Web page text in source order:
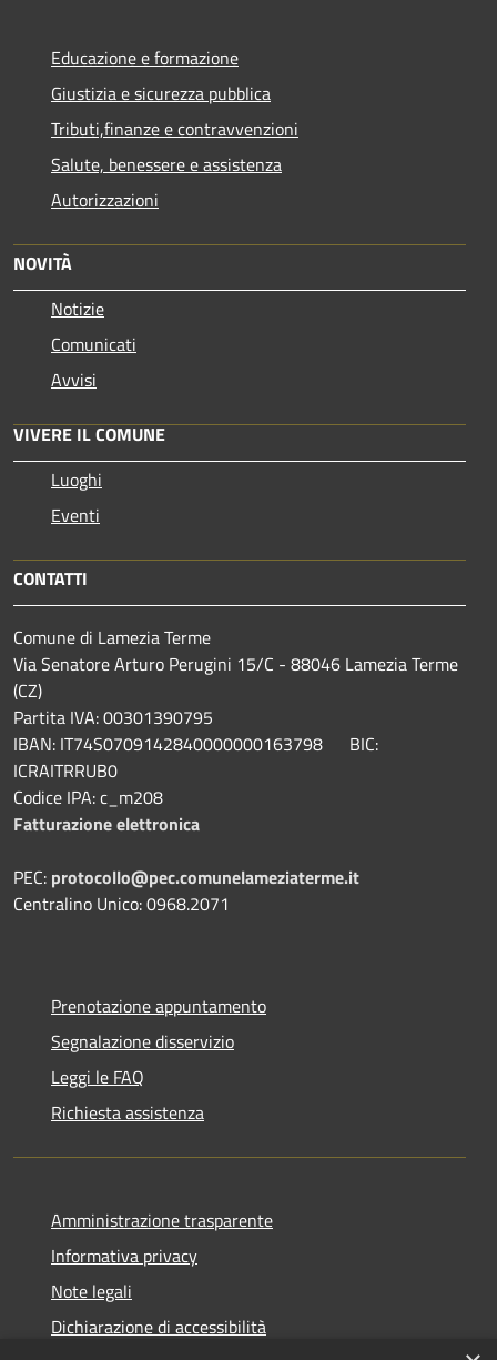
Educazione e formazione
Giustizia e sicurezza pubblica
Tributi,finanze e contravvenzioni
Salute, benessere e assistenza
Autorizzazioni
NOVITÀ
Notizie
Comunicati
Avvisi
VIVERE IL COMUNE
Luoghi
Eventi
CONTATTI
Comune di Lamezia Terme
Via Senatore Arturo Perugini 15/C - 88046 Lamezia Terme
(CZ)
Partita IVA: 00301390795
IBAN: IT74S0709142840000000163798 BIC:
ICRAITRRUB0
Codice IPA: c_m208
Fatturazione elettronica
PEC: protocollo@pec.comunelameziaterme.it
Centralino Unico: 0968.2071
Prenotazione appuntamento
Segnalazione disservizio
Leggi le FAQ
Richiesta assistenza
Amministrazione trasparente
Informativa privacy
Note legali
Dichiarazione di accessibilità